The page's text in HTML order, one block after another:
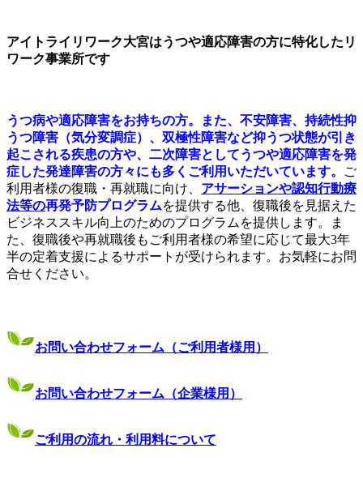
アイトライリワーク大宮はうつや適応障害の方に特化したリ
ワーク事業所です
うつ病や適応障害をお持ちの方。また、不安障害、持続性抑
うつ障害（気分変調症）、双極性障害など抑うつ状態が引き
起こされる疾患の方や、二次障害としてうつや適応障害を発
症した発達障害の方々にも多くご利用いただいています。
ご
利用者様の復職・再就職に向け、 アサーションや認知行動療
法等の再発予防プログラムを提供する他、復職後を見据えた
ビジネススキル向上のためのプログラムを提供します。ま
た、復職後や再就職後もご利用者様の希望に応じて最大3年
半の定着支援によるサポートが受けられます。お気軽にお問
合せください。
お問い合わせフォーム（ご利用者様用）
お問い合わせフォーム（企業様用）
ご利用の流れ・利用料について